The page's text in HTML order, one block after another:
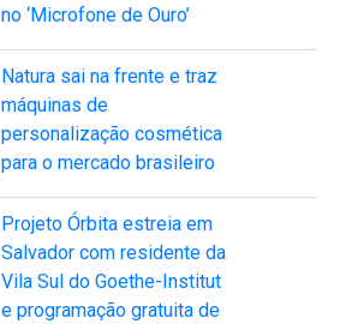
no ‘Microfone de Ouro’
Natura sai na frente e traz
máquinas de
personalização cosmética
para o mercado brasileiro
Projeto Órbita estreia em
Salvador com residente da
Vila Sul do Goethe-Institut
e programação gratuita de